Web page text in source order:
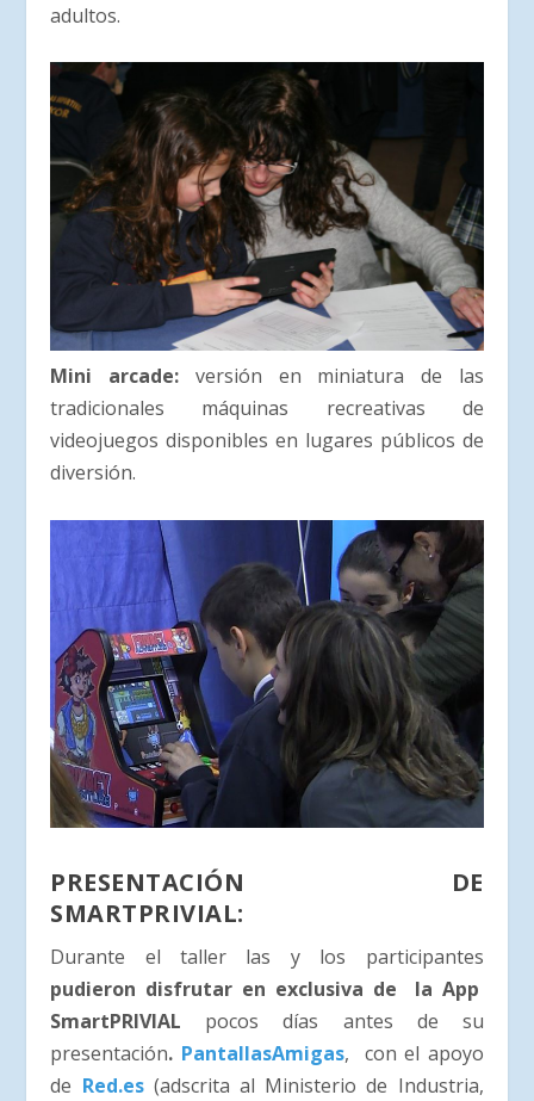
adultos.
Mini arcade: versión en miniatura de las
tradicionales máquinas recreativas de
videojuegos disponibles en lugares públicos de
diversión.
PRESENTACIÓN DE
SMARTPRIVIAL:
Durante el taller las y los participantes
pudieron disfrutar en exclusiva de la App
SmartPRIVIAL pocos días antes de su
presentación. PantallasAmigas, con el apoyo
de Red.es(adscrita al Ministerio de Industria,